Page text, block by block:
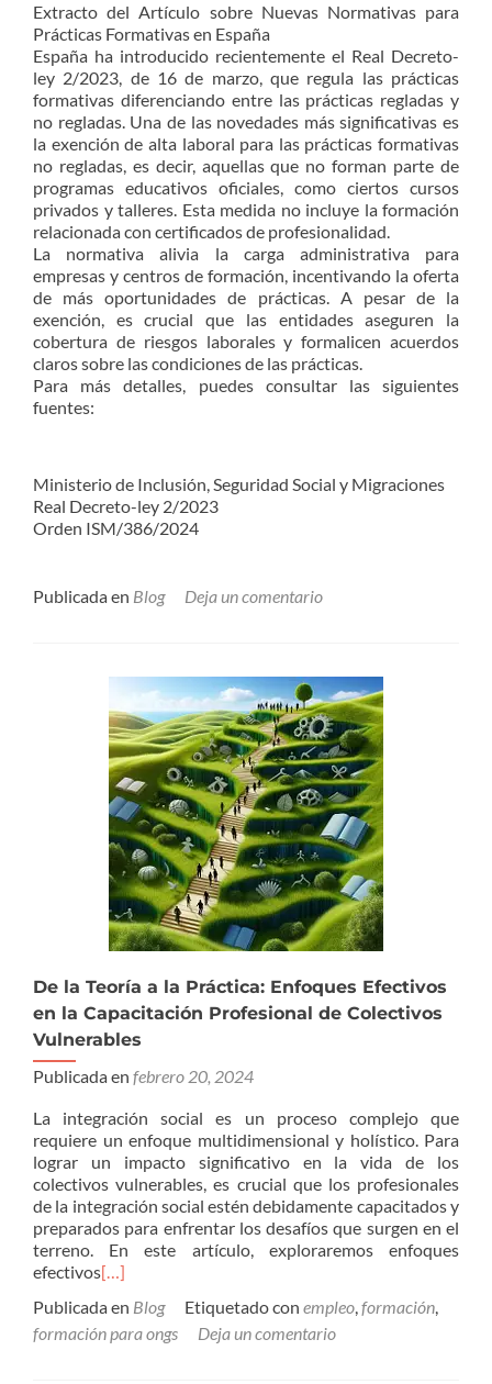
Extracto del Artículo sobre Nuevas Normativas para
Prácticas Formativas en España
España ha introducido recientemente el Real Decreto-
ley 2/2023, de 16 de marzo, que regula las prácticas
formativas diferenciando entre las prácticas regladas y
no regladas. Una de las novedades más significativas es
la exención de alta laboral para las prácticas formativas
no regladas, es decir, aquellas que no forman parte de
programas educativos oficiales, como ciertos cursos
privados y talleres. Esta medida no incluye la formación
relacionada con certificados de profesionalidad.
La normativa alivia la carga administrativa para
empresas y centros de formación, incentivando la oferta
de más oportunidades de prácticas. A pesar de la
exención, es crucial que las entidades aseguren la
cobertura de riesgos laborales y formalicen acuerdos
claros sobre las condiciones de las prácticas.
Para más detalles, puedes consultar las siguientes
fuentes:
Ministerio de Inclusión, Seguridad Social y Migraciones
Real Decreto-ley 2/2023
Orden ISM/386/2024
Publicada en Blog Deja un comentario
De la Teoría a la Práctica: Enfoques Efectivos
en la Capacitación Profesional de Colectivos
Vulnerables
Publicada en febrero 20, 2024
La integración social es un proceso complejo que
requiere un enfoque multidimensional y holístico. Para
lograr un impacto significativo en la vida de los
colectivos vulnerables, es crucial que los profesionales
de la integración social estén debidamente capacitados y
preparados para enfrentar los desafíos que surgen en el
terreno. En este artículo, exploraremos enfoques
efectivos[…]
Publicada en Blog Etiquetado con empleo,formación,
formación para ongs
Deja un comentario